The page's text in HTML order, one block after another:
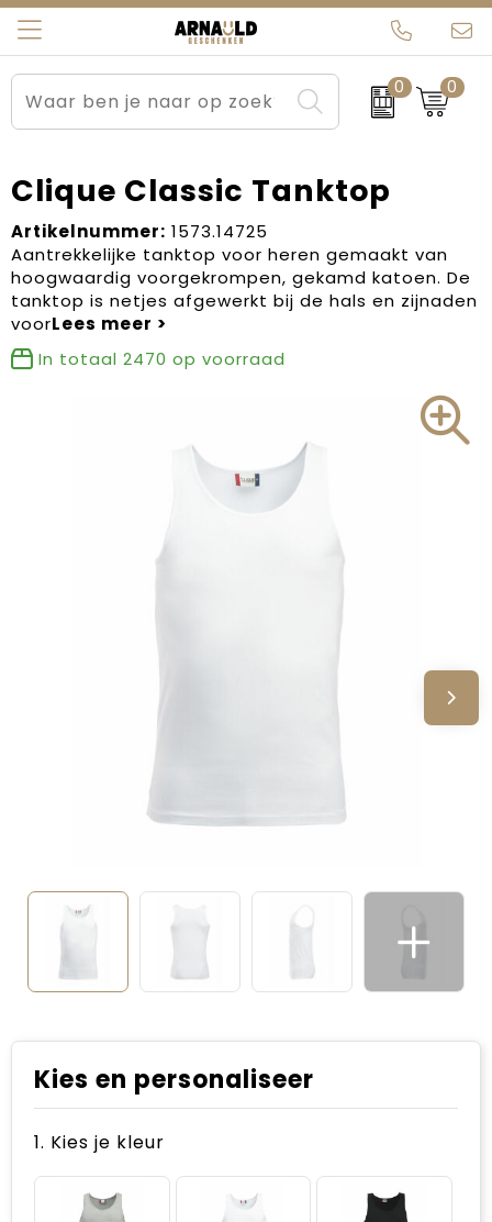
0 0
Relatiegeschenken
Sportkleding
Werkkleding
Kleding en textiel
Tassen
Beurs en Evenementen
Brievenbuspakketten
Carnaval
Dag van de Zorg
Kerstartikelen
Zomerpakketten
Arnauld Kerstpakketten
MijnEigenKadootje
Ons team
Contact
Blogs
Clique Classic Tanktop
Artikelnummer: 1573.14725
Aantrekkelijke tanktop voor heren gemaakt van
hoogwaardig voorgekrompen, gekamd katoen. De
tanktop is netjes afgewerkt bij de hals en zijnaden
voor
In totaal 2470 op voorraad
Kies en personaliseer
1. Kies je kleur